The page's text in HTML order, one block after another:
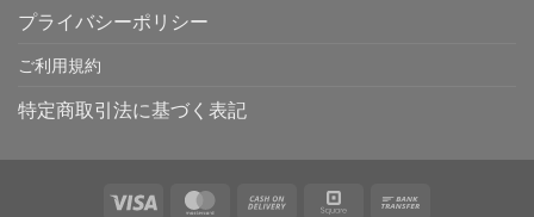
プライバシーポリシー
ご利用規約
特定商取引法に基づく表記